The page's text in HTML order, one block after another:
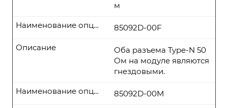
м
85092D-00F
Наименование опции
Оба разъема Type-N 50
Ом на модуле являются
гнездовыми.
Описание
85092D-00M
Наименование опции